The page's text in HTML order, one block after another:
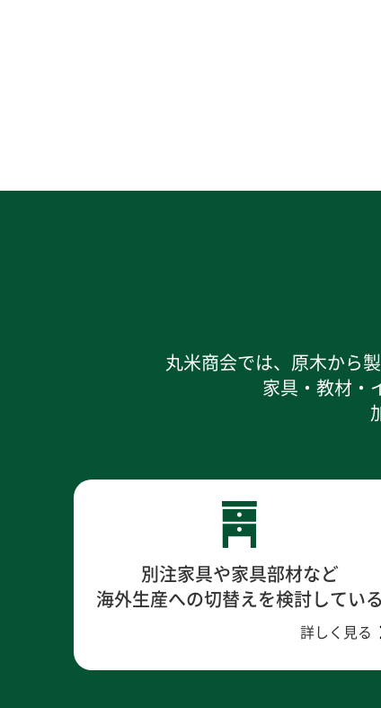
丸米商会では、原木から
家具・教材・
別注家具や家具部材など
海外生産への切替えを検討している
詳しく見る